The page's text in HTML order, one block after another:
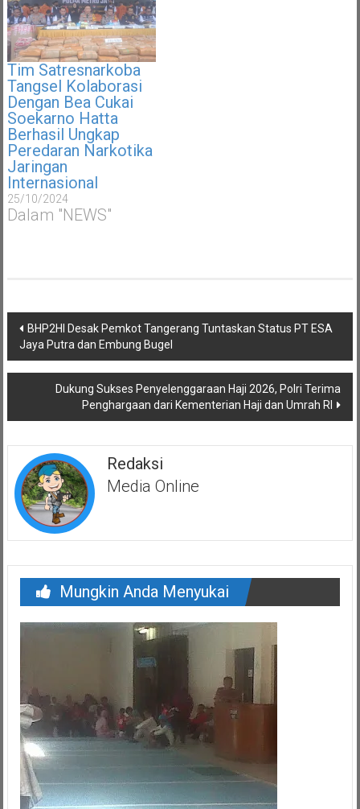
Tim Satresnarkoba
Tangsel Kolaborasi
Dengan Bea Cukai
Soekarno Hatta
Berhasil Ungkap
Peredaran Narkotika
Jaringan
Internasional
25/10/2024
Dalam "NEWS"
Navigasi
pos
BHP2HI Desak Pemkot Tangerang Tuntaskan Status PT ESA
Jaya Putra dan Embung Bugel
Dukung Sukses Penyelenggaraan Haji 2026, Polri Terima
Penghargaan dari Kementerian Haji dan Umrah RI
Redaksi
Media Online
Mungkin Anda Menyukai